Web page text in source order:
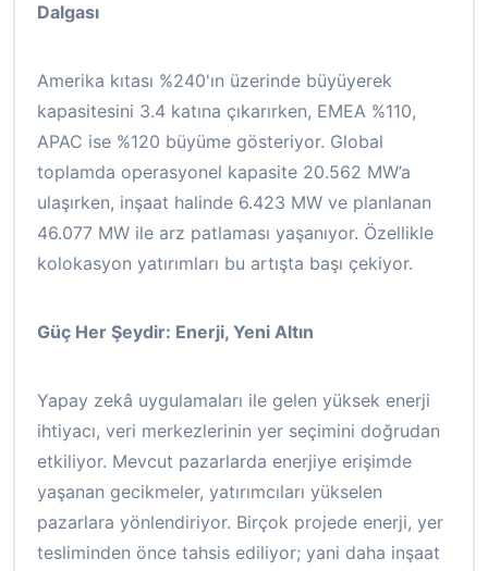
Dalgası
Amerika kıtası %240'ın üzerinde büyüyerek
kapasitesini 3.4 katına çıkarırken, EMEA %110,
APAC ise %120 büyüme gösteriyor. Global
toplamda operasyonel kapasite 20.562 MW’a
ulaşırken, inşaat halinde 6.423 MW ve planlanan
46.077 MW ile arz patlaması yaşanıyor. Özellikle
kolokasyon yatırımları bu artışta başı çekiyor.
Güç Her Şeydir: Enerji, Yeni Altın
Yapay zekâ uygulamaları ile gelen yüksek enerji
ihtiyacı, veri merkezlerinin yer seçimini doğrudan
etkiliyor. Mevcut pazarlarda enerjiye erişimde
yaşanan gecikmeler, yatırımcıları yükselen
pazarlara yönlendiriyor. Birçok projede enerji, yer
tesliminden önce tahsis ediliyor; yani daha inşaat